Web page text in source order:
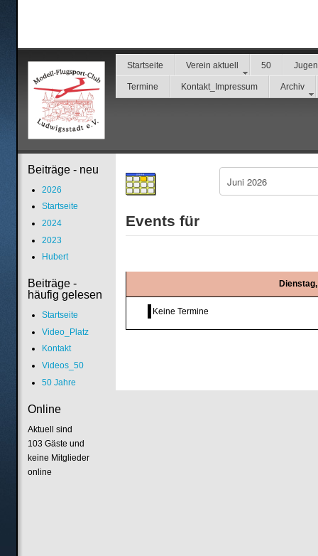
Startseite Verein aktuell 50
Termine Kontakt_Impressum Archiv
Events für
Keine Termine
Beiträge - neu
2026
Startseite
2024
2023
Hubert
Beiträge -
häufig gelesen
Startseite
Video_Platz
Kontakt
Videos_50
50 Jahre
Online
Aktuell sind
103 Gäste und
keine Mitglieder
online